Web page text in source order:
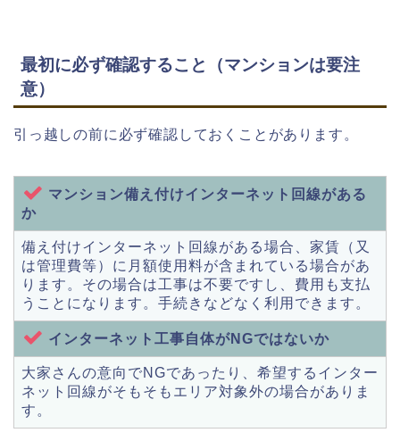
最初に必ず確認すること（マンションは要注
意）
引っ越しの前に必ず確認しておくことがあります。
マンション備え付けインターネット回線がある
か
備え付けインターネット回線がある場合、 家賃（又
は管理費等）に月額使用料が含まれている場合があ
ります。その場合は工事は不要ですし、費用も支払
うことになります。手続きなどなく利用できます。
インターネット工事自体がNGではないか
大家さんの意向でNGであったり、希望するインター
ネット回線がそもそもエリア対象外の場合がありま
す。